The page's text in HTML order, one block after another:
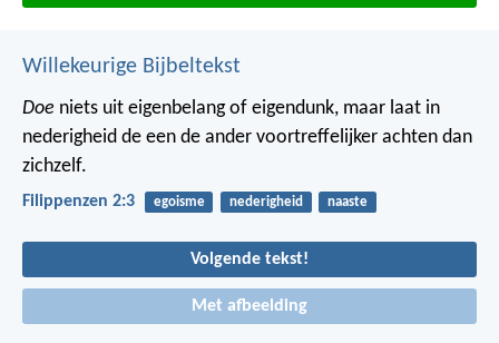
Willekeurige Bijbeltekst
Doe niets uit eigenbelang of eigendunk, maar laat in
nederigheid de een de ander voortreffelijker achten dan
zichzelf.
Filippenzen 2:3 egoisme nederigheid naaste
Volgende tekst!
Met afbeelding